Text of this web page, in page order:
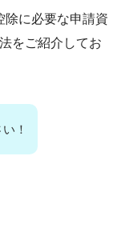
除に必要な申請資
をご紹介してお
！